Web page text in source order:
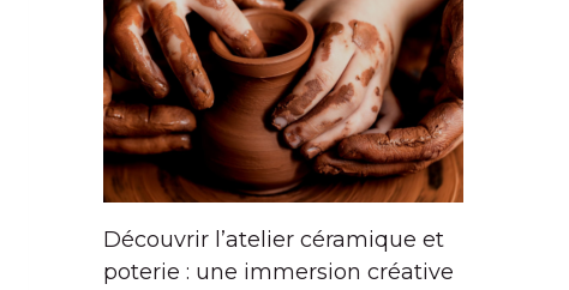
Découvrir l’atelier céramique et
poterie : une immersion créative